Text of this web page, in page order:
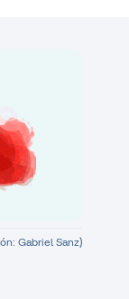
Gabriel Sanz)